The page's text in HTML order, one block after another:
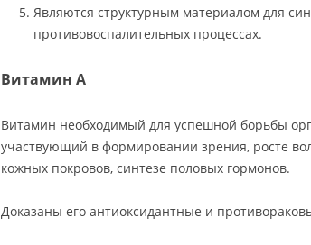
Являются структурным материалом для
противовоспалительных процессах.
Витамин А
Витамин необходимый для успешной борьбы
участвующий в формировании зрения, росте
кожных покровов, синтезе половых гормонов.
Доказаны его антиоксидантные и